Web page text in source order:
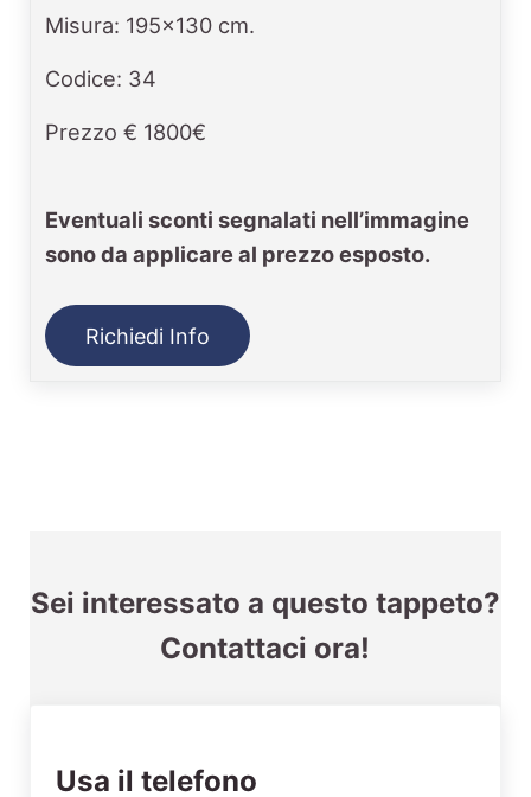
Misura: 195x130 cm.
Codice: 34
Prezzo € 1800€
Eventuali sconti segnalati nell’immagine
sono da applicare al prezzo esposto.
Richiedi Info
Sei interessato a questo tappeto?
Contattaci ora!
Usa il telefono